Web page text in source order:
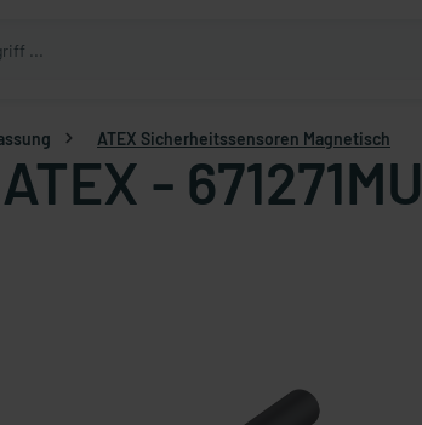
ATEX Sicherheitssensoren Magnetisch
-